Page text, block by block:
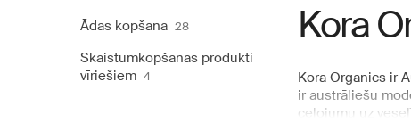
Ādas kopšana 28
Skaistumkopšanas produkti
vīriešiem 4
Kora
Kora Organics ir
ir austrāliešu
ceļojumu uz